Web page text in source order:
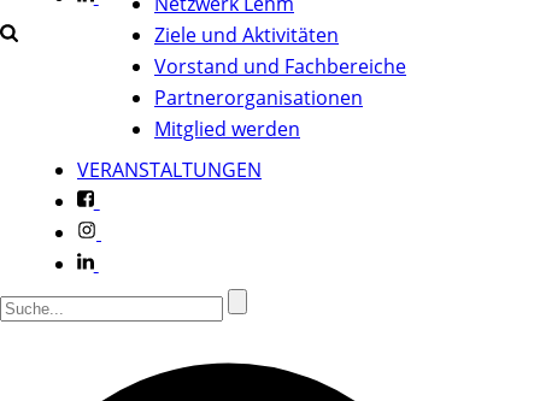
Ziele und Aktivitäten
Vorstand und Fachbereiche
Partnerorganisationen
Mitglied werden
VERANSTALTUNGEN
f
l